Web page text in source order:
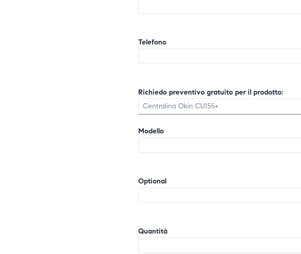
Telefono
Richiedo preventivo gratuito per il prodotto:
Modello
Optional
Quantità